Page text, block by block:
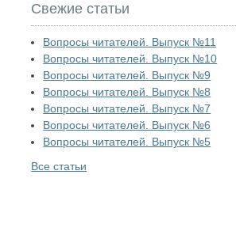
Свежие статьи
Вопросы читателей. Выпуск №11
Вопросы читателей. Выпуск №10
Вопросы читателей. Выпуск №9
Вопросы читателей. Выпуск №8
Вопросы читателей. Выпуск №7
Вопросы читателей. Выпуск №6
Вопросы читателей. Выпуск №5
Все статьи